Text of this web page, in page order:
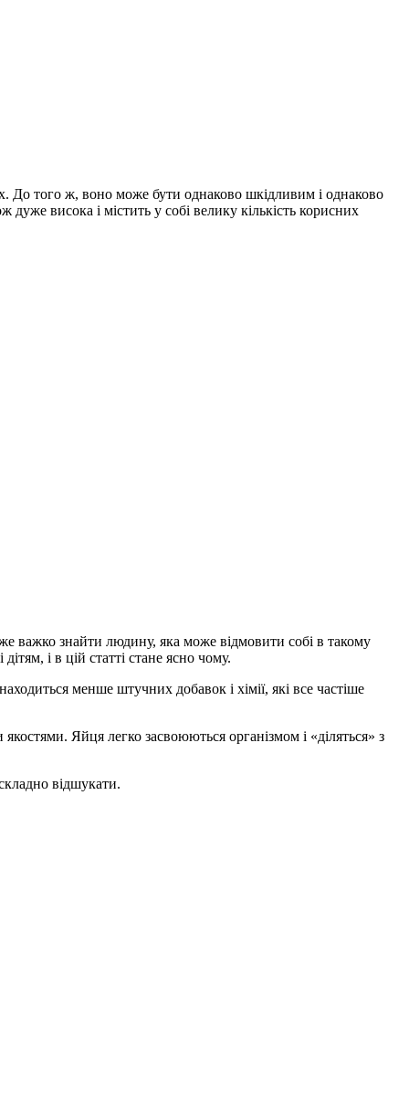
До того ж, воно може бути однаково шкідливим і однаково
висока і містить у собі велику кількість корисних
важко знайти людину, яка може відмовити собі в такому
і в цій статті стане ясно чому.
менше штучних добавок і хімії, які все частіше
Яйця легко засвоюються організмом і «діляться» з
відшукати.